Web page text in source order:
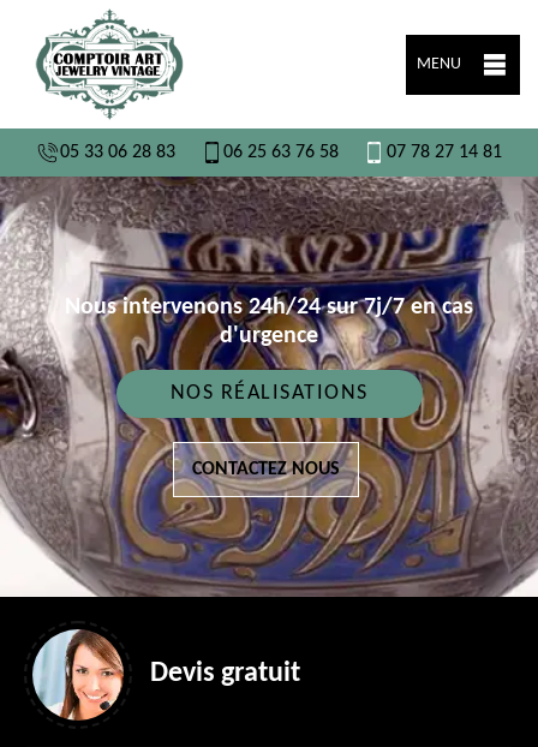
MENU
05 33 06 28 83 06 25 63 76 58 07 78 27 14 81
Nous intervenons 24h/24 sur 7j/7 en cas
d'urgence
NOS RÉALISATIONS
CONTACTEZ NOUS
Devis gratuit